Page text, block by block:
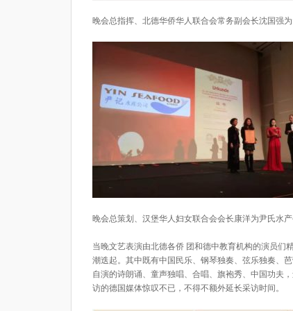
晚会总指挥、北德华侨华人联合会常务副会长沈国强
晚会总策划、汉堡华人妇女联合会会长康洋为尹氏水产
当晚文艺表演由北德各侨 团和德中教育机构的演员们
潮迭起。其中既有中国民乐、钢琴独奏、弦乐独奏、
自演的诗朗诵、童声独唱、合唱、旗袍秀、中国功夫
访的德国媒体惊叹不已，不得不额外延长采访时间。